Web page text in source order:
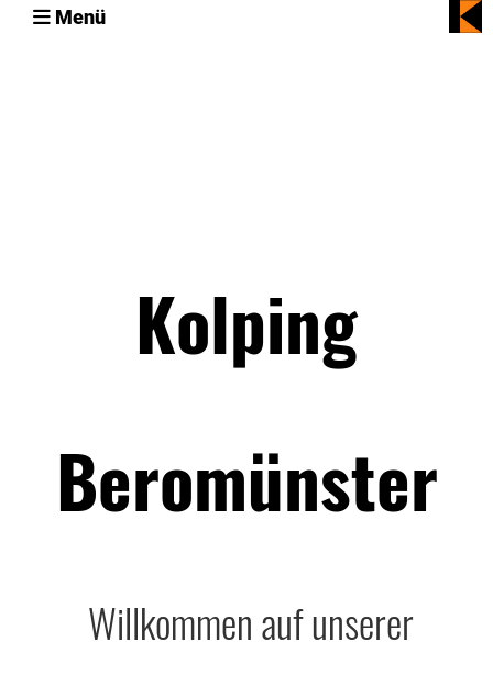
Menü
Kolping
Beromünster
Willkommen auf unserer